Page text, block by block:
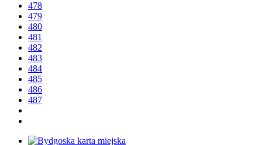
478
479
480
481
482
483
484
485
486
487